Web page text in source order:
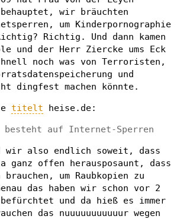
wir bräuchten
um Kinderpornographie
Richtig. Und dann kamen
und der Herr Ziercke ums Eck
noch was von Terroristen,
und
dingfest machen könnte.
titelt heise.de:
besteht auf Internet-Sperren
wir also endlich soweit, dass
ganz offen herausposaunt, dass
um Raubkopien zu
das haben wir schon vor 2
und da hieß es immer
das nuuuuuuuuuuur wegen